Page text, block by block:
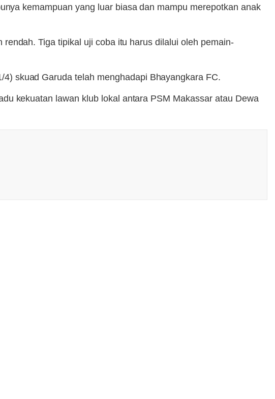
kemampuan yang luar biasa dan mampu merepotkan anak
Tiga tipikal uji coba itu harus dilalui oleh pemain-
skuad Garuda telah menghadapi Bhayangkara FC.
kekuatan lawan klub lokal antara PSM Makassar atau Dewa